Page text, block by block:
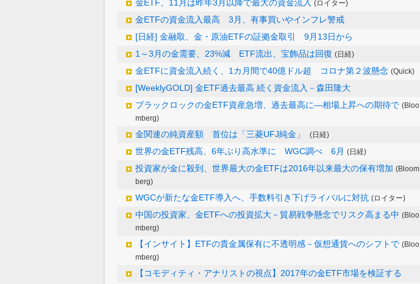
金ETF、11月は昨年3月以降で最大の資金流入 (ロイター)
金ETFの資金流入最高 3月、有事買いやインフレ警戒
[日経] 金融取、金・原油ETFの証拠金取引 9月13日から
1～3月の金需要、23%減 ETF流出、宝飾品は回復 (日経)
金ETFに資金流入続く、1カ月間で40億ドル超 コロナ第２波懸念 (Quick)
[WeeklyGOLD] 金ETF過去最高 続く資金流入－森田隆大
ブラックロックの金ETF資産急増、過去最高に―相場上昇への期待で (Bloo
mberg)
金関連の純資産額 首位は「三菱UFJ純金」 (日経)
世界の金ETF残高、6年ぶり高水準に WGC調べ 6月 (日経)
投資家が金に殺到、世界最大の金ETFは2016年以来最大の保有増加 (Bloom
berg)
WGCが新たな金ETF導入へ、手数料引き下げライバルに対抗 (ロイター)
中国の投資家、金ETFへの投資拡大－貿易戦争懸念でリスク高まる中 (Bloo
mberg)
【インサイト】ETFの貴金属保有に不透明感－仮想通貨へのシフトで (Bloo
mberg)
【コモディティ・アナリストの視点】2017年の金ETF市場を検証する